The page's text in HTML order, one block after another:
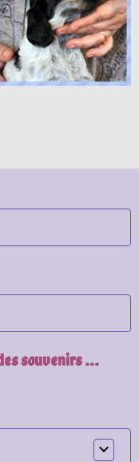
souvenirs ...